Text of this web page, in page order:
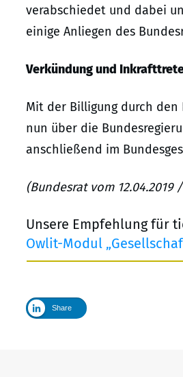
verabschiedet und dabei
einige Anliegen des
Verkündung und
Mit der Billigung durch den
nun über die
anschließend im
(Bundesrat vom 12.04.2019
Unsere Empfehlung für
Owlit-Modul
Share